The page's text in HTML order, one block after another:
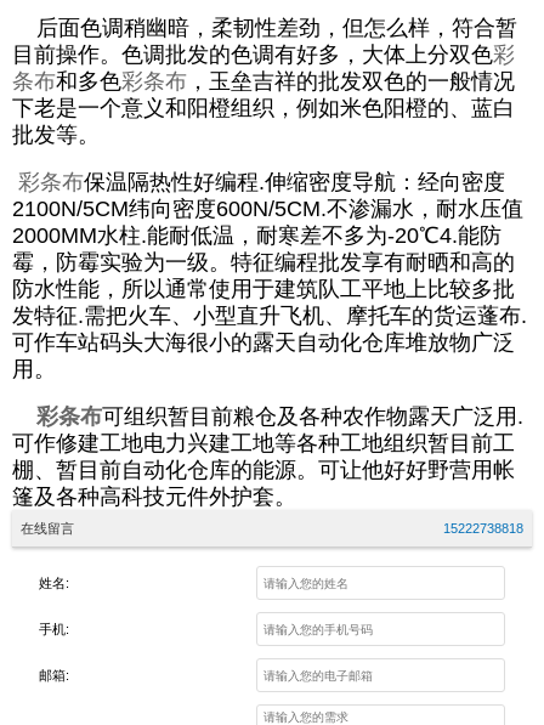
后面色调稍幽暗，柔韧性差劲，但怎么样，符合暂
目前操作。色调批发的色调有好多，大体上分双色彩
条布和多色彩条布 ，玉垒吉祥的批发双色的一般情况
下老是一个意义和阳橙组织，例如米色阳橙的、蓝白
批发等。
彩条布保温隔热性好编程.伸缩密度导航：经向密度
2100N/5CM纬向密度600N/5CM.不渗漏水，耐水压值
2000MM水柱.能耐低温，耐寒差不多为-20℃4.能防
霉，防霉实验为一级。特征编程批发享有耐晒和高的
防水性能，所以通常使用于建筑队工平地上比较多批
发特征.需把火车、小型直升飞机、摩托车的货运蓬布.
可作车站码头大海很小的露天自动化仓库堆放物广泛
用。
彩条布可组织暂目前粮仓及各种农作物露天广泛用.
可作修建工地电力兴建工地等各种工地组织暂目前工
棚、暂目前自动化仓库的能源。 可让他好好野营用帐
篷及各种高科技元件外护套。
在线留言 15222738818
姓名:
手机:
邮箱: